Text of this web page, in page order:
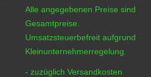
Alle angegebenen Preise sind
Gesamtpreise.
Umsatzsteuerbefreit aufgrund
Kleinunternehmerregelung.
- zuzüglich Versandkosten